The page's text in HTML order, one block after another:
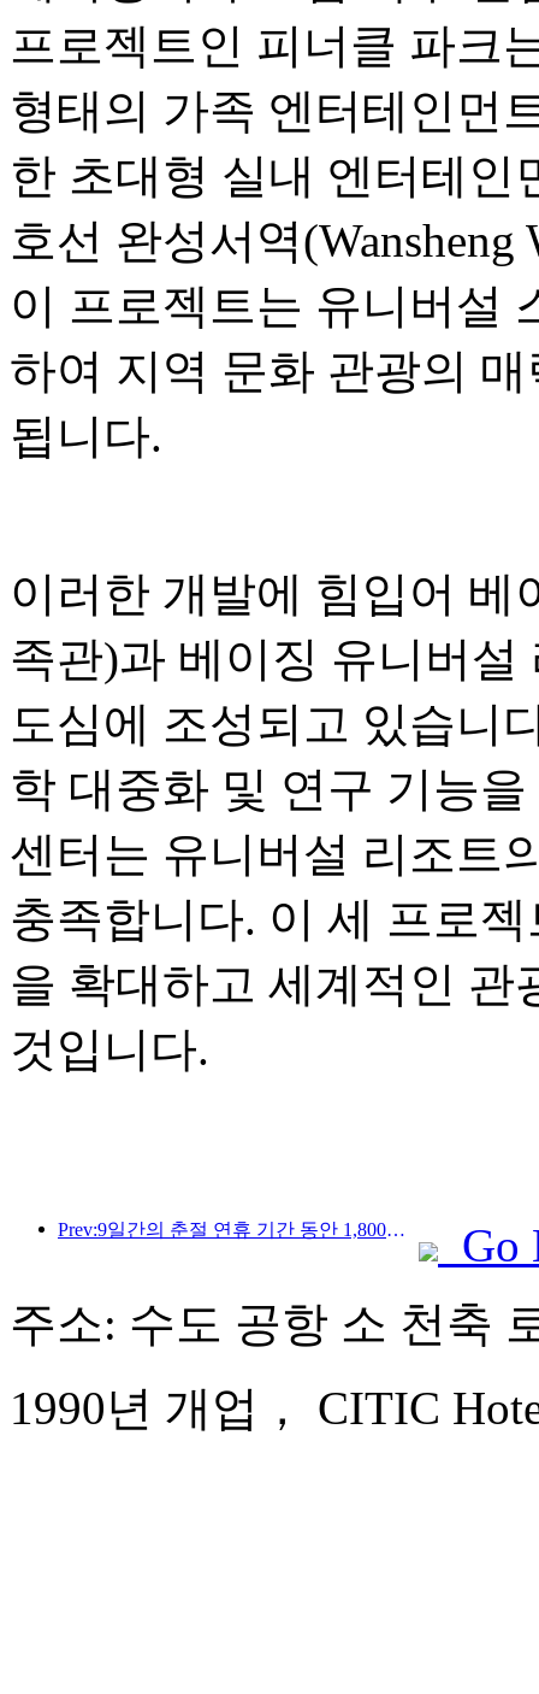
프로젝트인 피너클 파크
형태의 가족 엔터테인먼
한 초대형 실내 엔터테인
호선 완성서역
이 프로젝트는 유니버설
하여 지역 문화 관광의
됩니다.
이러한 개발에 힘입어 베
족관)과 베이징 유니버
도심에 조성되고 있습니
학 대중화 및 연구 기능
센터는 유니버설 리조트
충족합니다. 이 세 프로
을 확대하고 세계적인 관
것입니다.
Prev:9일간의 춘절 연휴 기간 동안 1,800만 명 이상이 국내외를 왕래할 것으로 예상됩니다.
Go
주소: 수도 공항 소 천축
1990년 개업， CITIC